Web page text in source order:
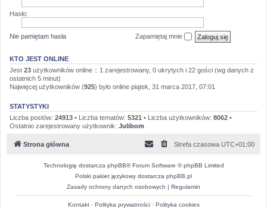
Hasło:
Nie pamiętam hasła Zapamiętaj mnie
KTO JEST ONLINE
Jest 23 użytkowników online :: 1 zarejestrowany, 0 ukrytych i 22 gości (wg danych z
ostatnich 5 minut)
Najwięcej użytkowników (925) było online piątek, 31 marca 2017, 07:01
STATYSTYKI
Liczba postów: 24913 • Liczba tematów: 5321 • Liczba użytkowników: 8062 •
Ostatnio zarejestrowany użytkownik: Julibom
Strona główna Strefa czasowa UTC+01:00
Technologię dostarcza phpBB® Forum Software © phpBB Limited
Polski pakiet językowy dostarcza phpBB.pl
Zasady ochrony danych osobowych | Regulamin
Kontakt· Polityka prywatności· Polityka cookies